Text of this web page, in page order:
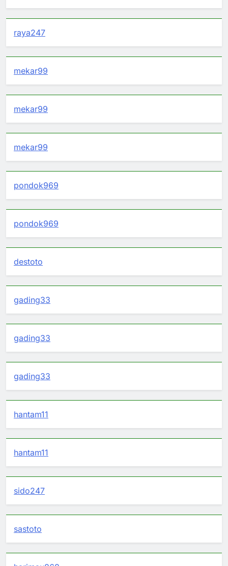
raya247
mekar99
mekar99
mekar99
pondok969
pondok969
destoto
gading33
gading33
gading33
hantam11
hantam11
sido247
sastoto